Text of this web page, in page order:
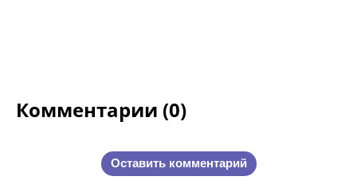
Комментарии (0)
Оставить комментарий